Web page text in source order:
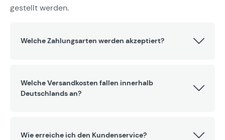
gestellt werden.
Welche Zahlungsarten werden akzeptiert?
Welche Versandkosten fallen innerhalb
Deutschlands an?
Wie erreiche ich den Kundenservice?